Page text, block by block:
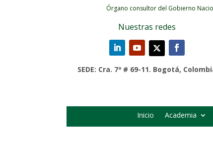
Órgano consultor del Gobierno
Nuestras redes
SEDE: Cra. 7ª # 69-11. Bogotá,
Inicio Academia